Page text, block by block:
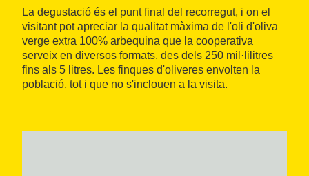
La degustació és el punt final del recorregut, i on el
visitant pot apreciar la qualitat màxima de l'oli d'oliva
verge extra 100% arbequina que la cooperativa
serveix en diversos formats, des dels 250 mil·lilitres
fins als 5 litres. Les finques d'oliveres envolten la
població, tot i que no s'inclouen a la visita.